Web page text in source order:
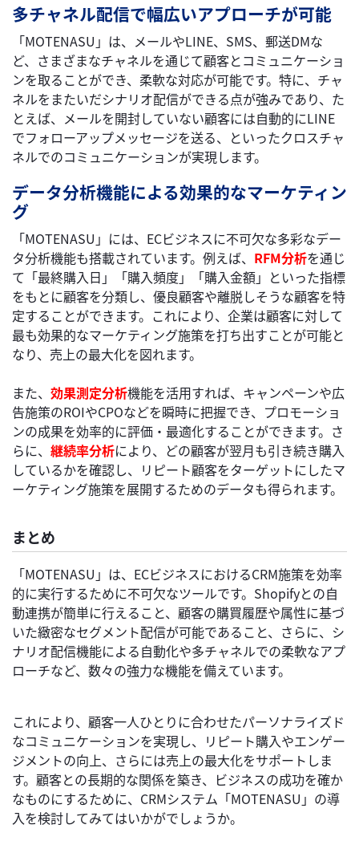
多チャネル配信で幅広いアプローチが可能
「MOTENASU」は、メールやLINE、SMS、郵送DMな
ど、さまざまなチャネルを通じて顧客とコミュニケーショ
ンを取ることができ、柔軟な対応が可能です。特に、チャ
ネルをまたいだシナリオ配信ができる点が強みであり、た
とえば、メールを開封していない顧客には自動的にLINE
でフォローアップメッセージを送る、といったクロスチャ
ネルでのコミュニケーションが実現します。
データ分析機能による効果的なマーケティン
グ
「MOTENASU」には、ECビジネスに不可欠な多彩なデー
タ分析機能も搭載されています。例えば、 RFM分析を通じ
て「最終購入日」「購入頻度」「購入金額」といった指標
をもとに顧客を分類し、優良顧客や離脱しそうな顧客を特
定することができます。これにより、企業は顧客に対して
最も効果的なマーケティング施策を打ち出すことが可能と
なり、売上の最大化を図れます。
また、 効果測定分析機能を活用すれば、キャンペーンや広
告施策のROIやCPOなどを瞬時に把握でき、プロモーショ
ンの成果を効率的に評価・最適化することができます。さ
らに、 継続率分析により、どの顧客が翌月も引き続き購入
しているかを確認し、リピート顧客をターゲットにしたマ
ーケティング施策を展開するためのデータも得られます。
まとめ
「MOTENASU」は、ECビジネスにおけるCRM施策を効率
的に実行するために不可欠なツールです。Shopifyとの自
動連携が簡単に行えること、顧客の購買履歴や属性に基づ
いた緻密なセグメント配信が可能であること、さらに、シ
ナリオ配信機能による自動化や多チャネルでの柔軟なアプ
ローチなど、数々の強力な機能を備えています。
これにより、顧客一人ひとりに合わせたパーソナライズド
なコミュニケーションを実現し、リピート購入やエンゲー
ジメントの向上、さらには売上の最大化をサポートしま
す。顧客との長期的な関係を築き、ビジネスの成功を確か
なものにするために、CRMシステム「MOTENASU」の導
入を検討してみてはいかがでしょうか。